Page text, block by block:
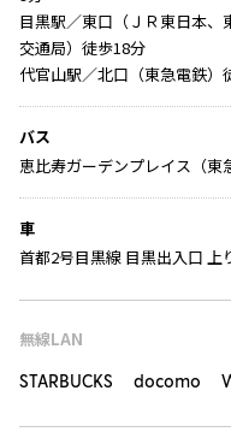
目黒駅／東口（ＪＲ東日本
交通局）徒歩18分
代官山駅／北口（東急電鉄）
バス
恵比寿ガーデンプレイス（東
車
首都2号目黒線 目黒出入口 上
無線LAN
STARBUCKS docomo